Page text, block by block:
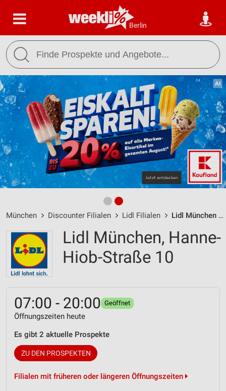
Berlin
München Discounter Filialen Lidl Filialen Lidl München / Hanne-Hiob-Straße 10 - Öffnungszeiten & Adresse
Lidl München, Hanne-
Hiob-Straße 10
07:00 - 20:00 Geöffnet
Öffnungszeiten heute
Es gibt 2 aktuelle Prospekte
ZU DEN PROSPEKTEN
Filialen mit früheren oder längeren Öffnungszeiten